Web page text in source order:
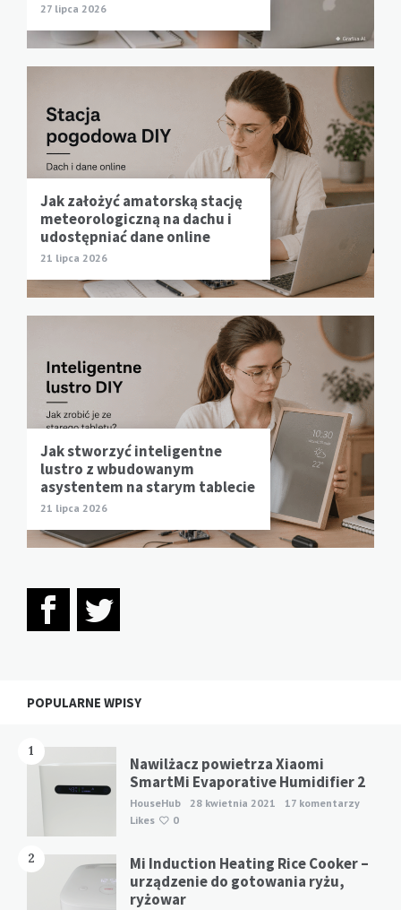
27 lipca 2026
Jak założyć amatorską stację
meteorologiczną na dachu i
udostępniać dane online
21 lipca 2026
Jak stworzyć inteligentne
lustro z wbudowanym
asystentem na starym tablecie
21 lipca 2026
POPULARNE WPISY
1
Nawilżacz powietrza Xiaomi
SmartMi Evaporative Humidifier 2
HouseHub 28 kwietnia 2021
17 komentarzy
Likes
0
2
Mi Induction Heating Rice Cooker –
urządzenie do gotowania ryżu,
ryżowar